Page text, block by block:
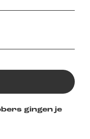
gingen je